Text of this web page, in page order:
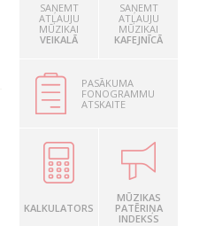
SAŅEMT
ATĻAUJU
MŪZIKAI
VEIKALĀ
SAŅEMT
ATĻAUJU
MŪZIKAI
KAFEJNĪCĀ
PASĀKUMA
FONOGRAMMU
ATSKAITE
KALKULATORS
MŪZIKAS
PATĒRIŅA
INDEKSS